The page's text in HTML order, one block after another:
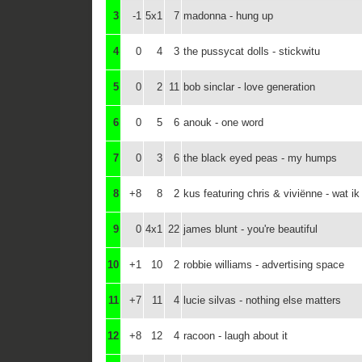
3 -1 5x1 7 madonna - hung up
4 0 4 3 the pussycat dolls - stickwitu
5 0 2 11 bob sinclar - love generation
6 0 5 6 anouk - one word
7 0 3 6 the black eyed peas - my humps
8 +8 8 2 kus featuring chris & viviënne - wat
9 0 4x1 22 james blunt - you're beautiful
10 +1 10 2 robbie williams - advertising space
11 +7 11 4 lucie silvas - nothing else matters
12 +8 12 4 racoon - laugh about it